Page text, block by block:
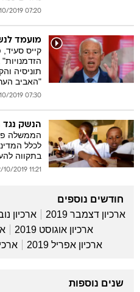
07:20 11/10/2019
מועמד
קייס סעיד,
תוניסיה
"האביב
07:30 06/10/2019
הנשק נגד
לכלל
בתקווה
11:21 02/10/2019
חודשים נוספים
ארכיון דצמבר 2019
ארכיון
ארכיון אוגוסט 2019
ארכיון אפריל 2019
שנים נוספות